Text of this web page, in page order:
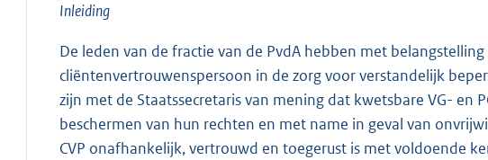
Inleiding
De leden van de fractie van de PvdA hebben met
cliëntenvertrouwenspersoon in de zorg voor verstandelijk
zijn met de Staatssecretaris van mening dat kwetsbare VG-
beschermen van hun rechten en met name in geval van
CVP onafhankelijk, vertrouwd en toegerust is met voldoende